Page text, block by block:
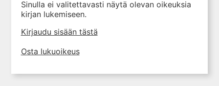
vaikutusmekanismit: reseptorit*
5. Farmakokinetiikka
6. Vierasainemetabolia
7. Lääkkeen annos, pitoisuus ja
vaste
8. Lääkemuodot ja antoreitit
Sinulla ei valitettavasti näytä olevan oikeuksia
kirjan lukemiseen.
Kirjaudu sisään tästä
Osta lukuoikeus